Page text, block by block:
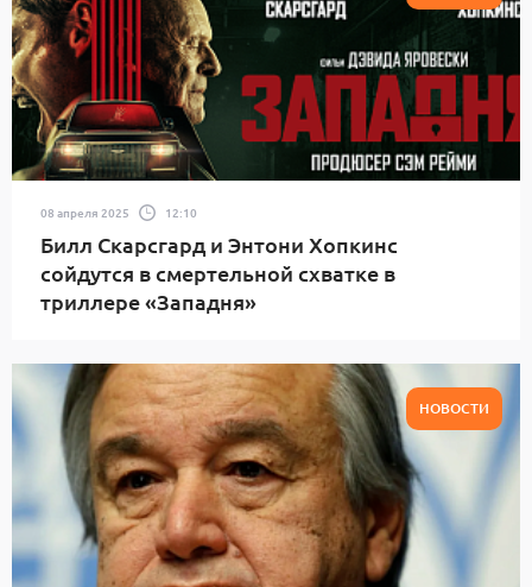
08 апреля 2025 12:10
Билл Скарсгард и Энтони Хопкинс
сойдутся в смертельной схватке в
триллере «Западня»
НОВОСТИ